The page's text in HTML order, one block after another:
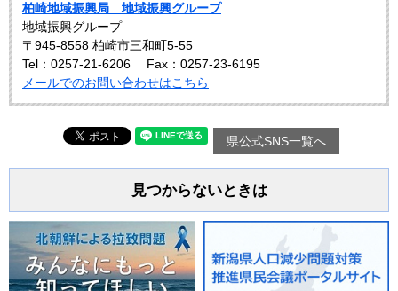
柏崎地域振興局 地域振興グループ
地域振興グループ
〒945-8558 柏崎市三和町5-55
Tel：0257-21-6206
Fax：0257-23-6195
メールでのお問い合わせはこちら
県公式SNS一覧へ
見つからないときは